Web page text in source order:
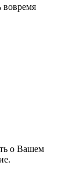
вовремя
о Вашем